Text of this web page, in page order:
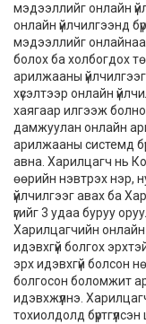
мэдээллийг онлайн
онлайн үйлчилгээнд
мэдээллийг
болох ба холбогдох
арилжааны
хүсэлтээр онлайн
хаягаар илгээж
дамжуулан онлайн
арилжааны системд
авна. Харилцагч нь
өөрийн нэвтрэх нэр,
үйлчилгээг авах ба
үгийг 3 удаа буруу
Харилцагчийн онлайн
идэвхгүй болгох
эрх идэвхгүй болсон
болгосон боломжит
идэвхжүүлнэ.
тохиолдолд